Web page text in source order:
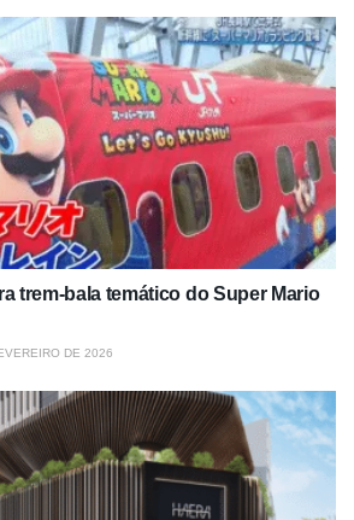
trem-bala temático do Super Mario
DE 2026